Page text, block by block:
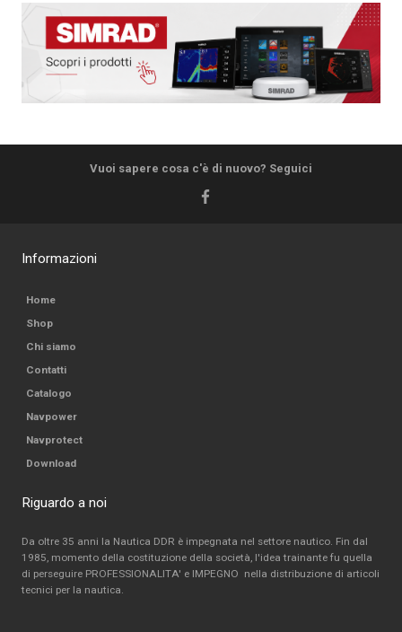
Vuoi sapere cosa c'è di nuovo? Seguici
Informazioni
Home
Shop
Chi siamo
Contatti
Catalogo
Navpower
Navprotect
Download
Riguardo a noi
Da oltre 35 anni la Nautica DDR è impegnata nel settore nautico. Fin dal
1985, momento della costituzione della società, l'idea trainante fu quella
di perseguire PROFESSIONALITA' e IMPEGNO nella distribuzione di articoli
tecnici per la nautica.